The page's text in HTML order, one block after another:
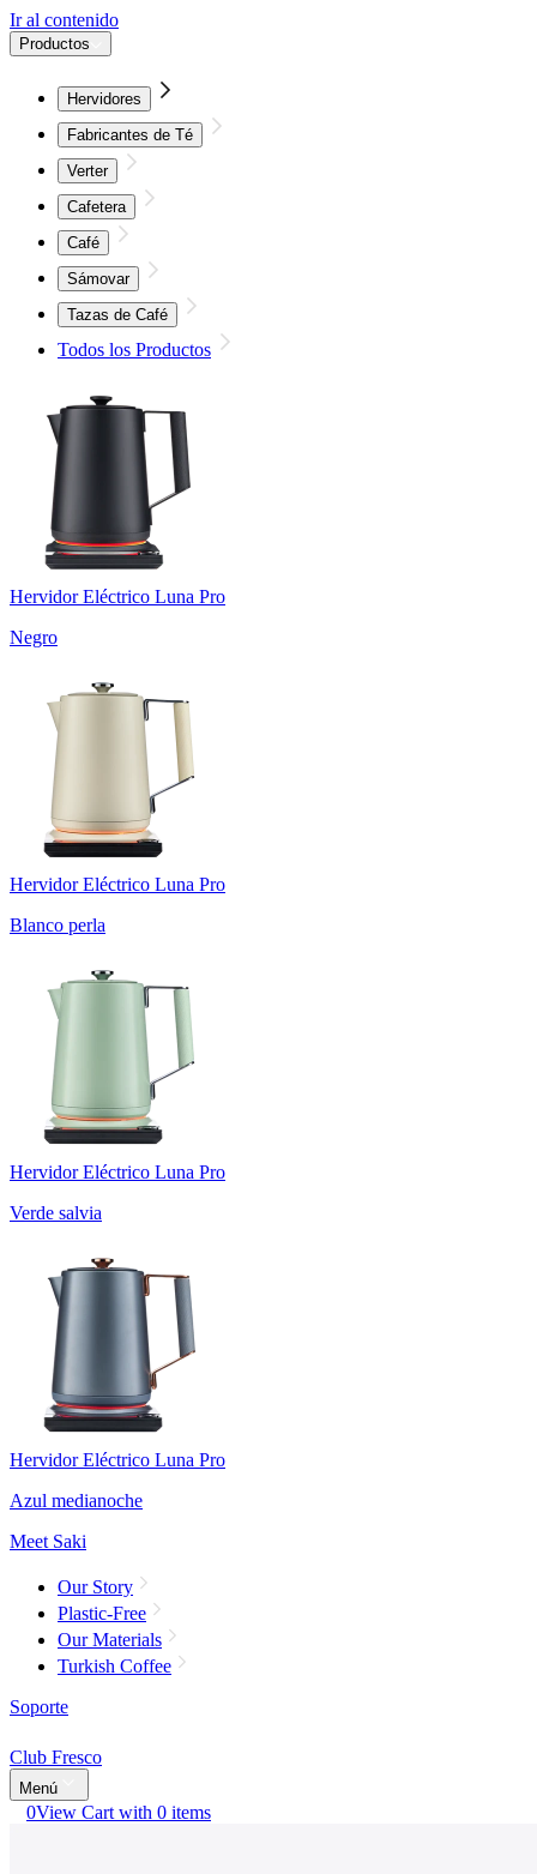
Ir al contenido
Productos
Hervidores
Fabricantes de Té
Verter
Cafetera
Café
Sámovar
Tazas de Café
Todos los Productos
Hervidor Eléctrico Luna Pro
Negro
Hervidor Eléctrico Luna Pro
Blanco perla
Hervidor Eléctrico Luna Pro
Verde salvia
Hervidor Eléctrico Luna Pro
Azul medianoche
Meet Saki
Our Story
Plastic-Free
Our Materials
Turkish Coffee
Soporte
Club Fresco
Menú
0View Cart with 0 items